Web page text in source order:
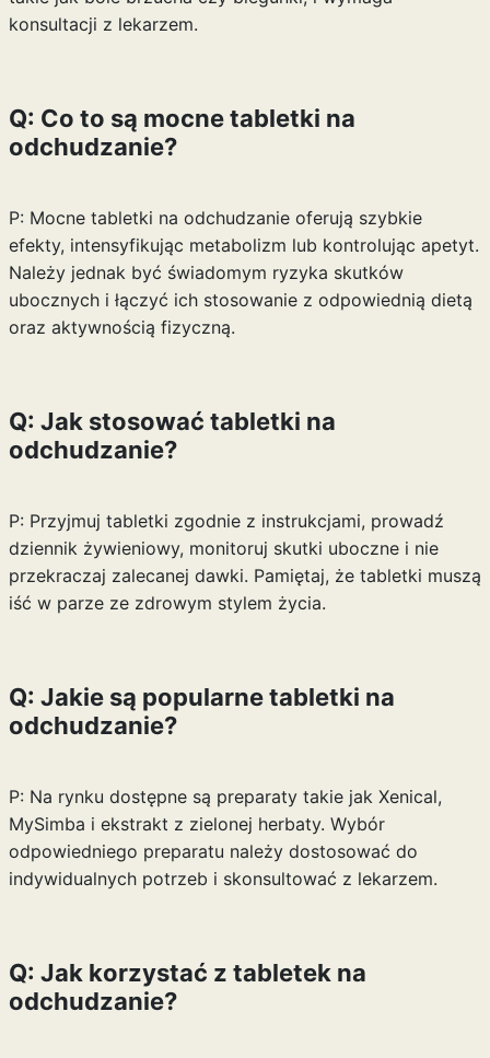
konsultacji z lekarzem.
Q: Co to są mocne tabletki na
odchudzanie?
P: Mocne tabletki na odchudzanie oferują szybkie
efekty, intensyfikując metabolizm lub kontrolując apetyt.
Należy jednak być świadomym ryzyka skutków
ubocznych i łączyć ich stosowanie z odpowiednią dietą
oraz aktywnością fizyczną.
Q: Jak stosować tabletki na
odchudzanie?
P: Przyjmuj tabletki zgodnie z instrukcjami, prowadź
dziennik żywieniowy, monitoruj skutki uboczne i nie
przekraczaj zalecanej dawki. Pamiętaj, że tabletki muszą
iść w parze ze zdrowym stylem życia.
Q: Jakie są popularne tabletki na
odchudzanie?
P: Na rynku dostępne są preparaty takie jak Xenical,
MySimba i ekstrakt z zielonej herbaty. Wybór
odpowiedniego preparatu należy dostosować do
indywidualnych potrzeb i skonsultować z lekarzem.
Q: Jak korzystać z tabletek na
odchudzanie?